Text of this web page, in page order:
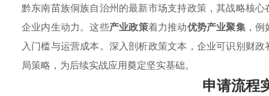
黔东南苗族侗族自治州的最新市场支持政策，其战略核心
企业内生动力。这些产业政策着力推动优势产业聚集，例
入门槛与运营成本。深入剖析政策文本，企业可识别财
局策略，为后续实战应用奠定坚实基础。
申请流程